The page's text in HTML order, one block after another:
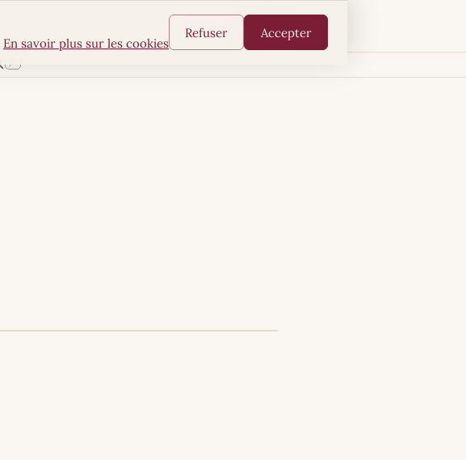
Rechercher
En savoir plus sur les cookies
Refuser Accepter